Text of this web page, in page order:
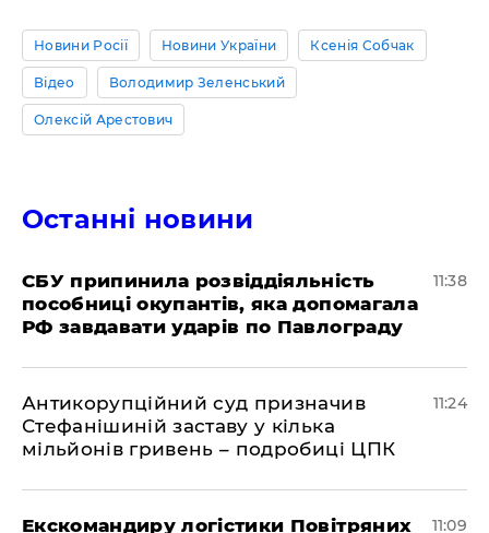
Новини Росії Новини України Ксенія Собчак
Відео Володимир Зеленський
Олексій Арестович
Останні новини
СБУ припинила розвіддіяльність
пособниці окупантів, яка допомагала
РФ завдавати ударів по Павлограду
11:38
Антикорупційний суд призначив
Стефанішиній заставу у кілька
мільйонів гривень – подробиці ЦПК
11:24
Екскомандиру логістики Повітряних 11:09